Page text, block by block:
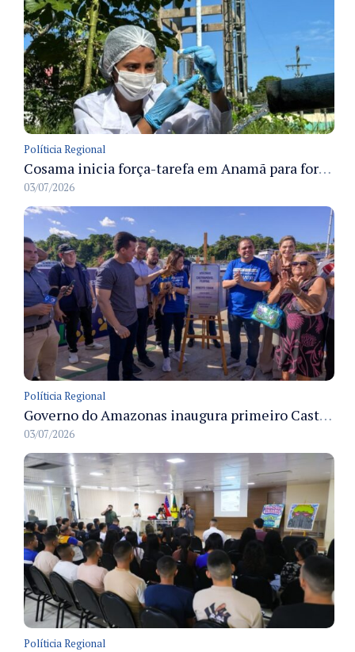
Políticia Regional
Cosama inicia força-tarefa em Anamã para fortalecer abastecimento de água e segurança hídrica da população
03/07/2026
Políticia Regional
Governo do Amazonas inaugura primeiro Castramóvel Fluvial para atendimento veterinário às comunidades ribeirinhas e castração gratuita
03/07/2026
Políticia Regional